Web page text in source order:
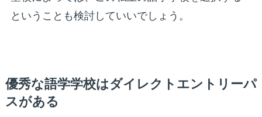
ということも検討していいでしょう。
優秀な語学学校はダイレクトエントリーパ
スがある